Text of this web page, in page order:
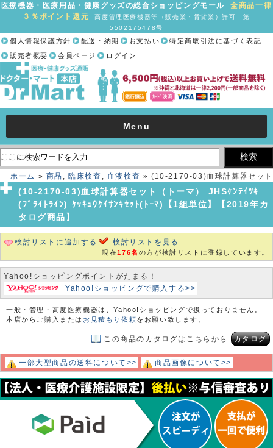
医療機器・医療用品・健康グッズの総合ショッピングモール全商品一律
３％ポイント還元
高度管理医療機器等（販売業・賃貸業）許可 第
5502175478号
個人情報保護方針 配送・納期 お支払い
特定商取引法に基づく表記
販売者概要
会員ページ ログイン
Menu
ホーム » 商品 , 臨床検査 , 血液検査 » (10-2170-03)血球計算器セット
（トーマ） JHSｹﾝﾃｲﾂｷ(ﾌﾞﾗｲﾄﾗｲﾝ) ｹｯｷｭｳｹｲｻﾝｷｾｯﾄ(ﾄｰﾏ)【1組単位】
【2019年カタログ商品】
(10-2170-03)血球計算器セット（トーマ） JHSｹﾝﾃｲﾂｷ
(ﾌﾞﾗｲﾄﾗｲﾝ) ｹｯｷｭｳｹｲｻﾝｷｾｯﾄ(ﾄｰﾏ)【1組単位】【2019年カ
タログ商品】
検討リストに追加する 検討リストを見る
現在176名 の方が検討リストに登録しています。
Yahoo!ショッピングポイントがたまる！
Yahoo!ショッピングで購入する>>
一般・管理・高度医療機器は、Yahoo!ショッピングで扱っておりません。
本店からご購入または お見積もり依頼をお願い致します。
この商品のカタログはこちらから カタログ
一部大型商品の送料について>> 商品画像について>>